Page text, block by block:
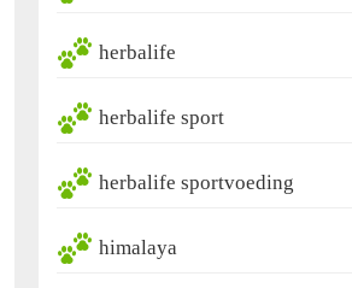
herbalife
herbalife sport
herbalife sportvoeding
himalaya